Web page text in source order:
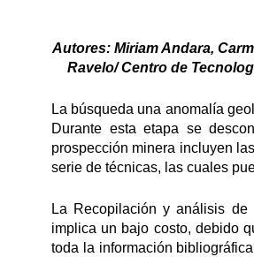
Autores: Miriam Andara,
Ravelo/ Centro de
La búsqueda una anomalía
Durante esta etapa se
prospección minera incluyen
serie de técnicas, las cuales
La Recopilación y análisis
implica un bajo costo, debido
toda la información